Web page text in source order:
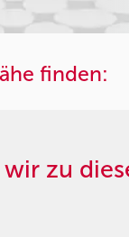
finden:
zu